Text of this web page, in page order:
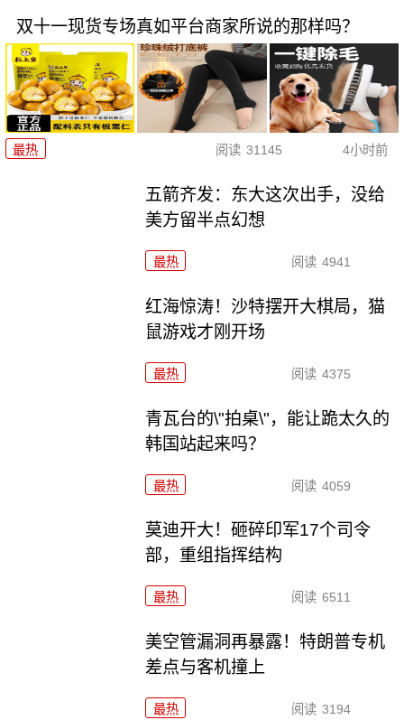
双十一现货专场真如平台商家所说的那样吗？
最热 阅读 31145 4小时前
五箭齐发：东大这次出手，没给
美方留半点幻想
最热 阅读 4941
红海惊涛！沙特摆开大棋局，猫
鼠游戏才刚开场
最热 阅读 4375
青瓦台的\"拍桌\"，能让跪太久的
韩国站起来吗？
最热 阅读 4059
莫迪开大！砸碎印军17个司令
部，重组指挥结构
最热 阅读 6511
美空管漏洞再暴露！特朗普专机
差点与客机撞上
最热 阅读 3194